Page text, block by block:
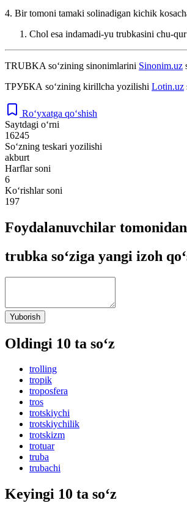
4. Bir tomoni tamaki solinadigan kichik
Chol esa indamadi-yu trubkasini chu-
TRUBKA so‘zining sinonimlarini Sinonim.uz
ТРУБКА so‘zining kirillcha yozilishi Lotin.uz
Ro‘yxatga qo‘shish
Saytdagi o‘rni
16245
So‘zning teskari yozilishi
akburt
Harflar soni
6
Ko‘rishlar soni
197
Foydalanuvchilar
trubka so‘ziga yangi izoh
Yuborish
Oldingi 10 ta so‘z
trolling
tropik
troposfera
tros
trotskiychi
trotskiychilik
trotskizm
trotuar
truba
trubachi
Keyingi 10 ta so‘z